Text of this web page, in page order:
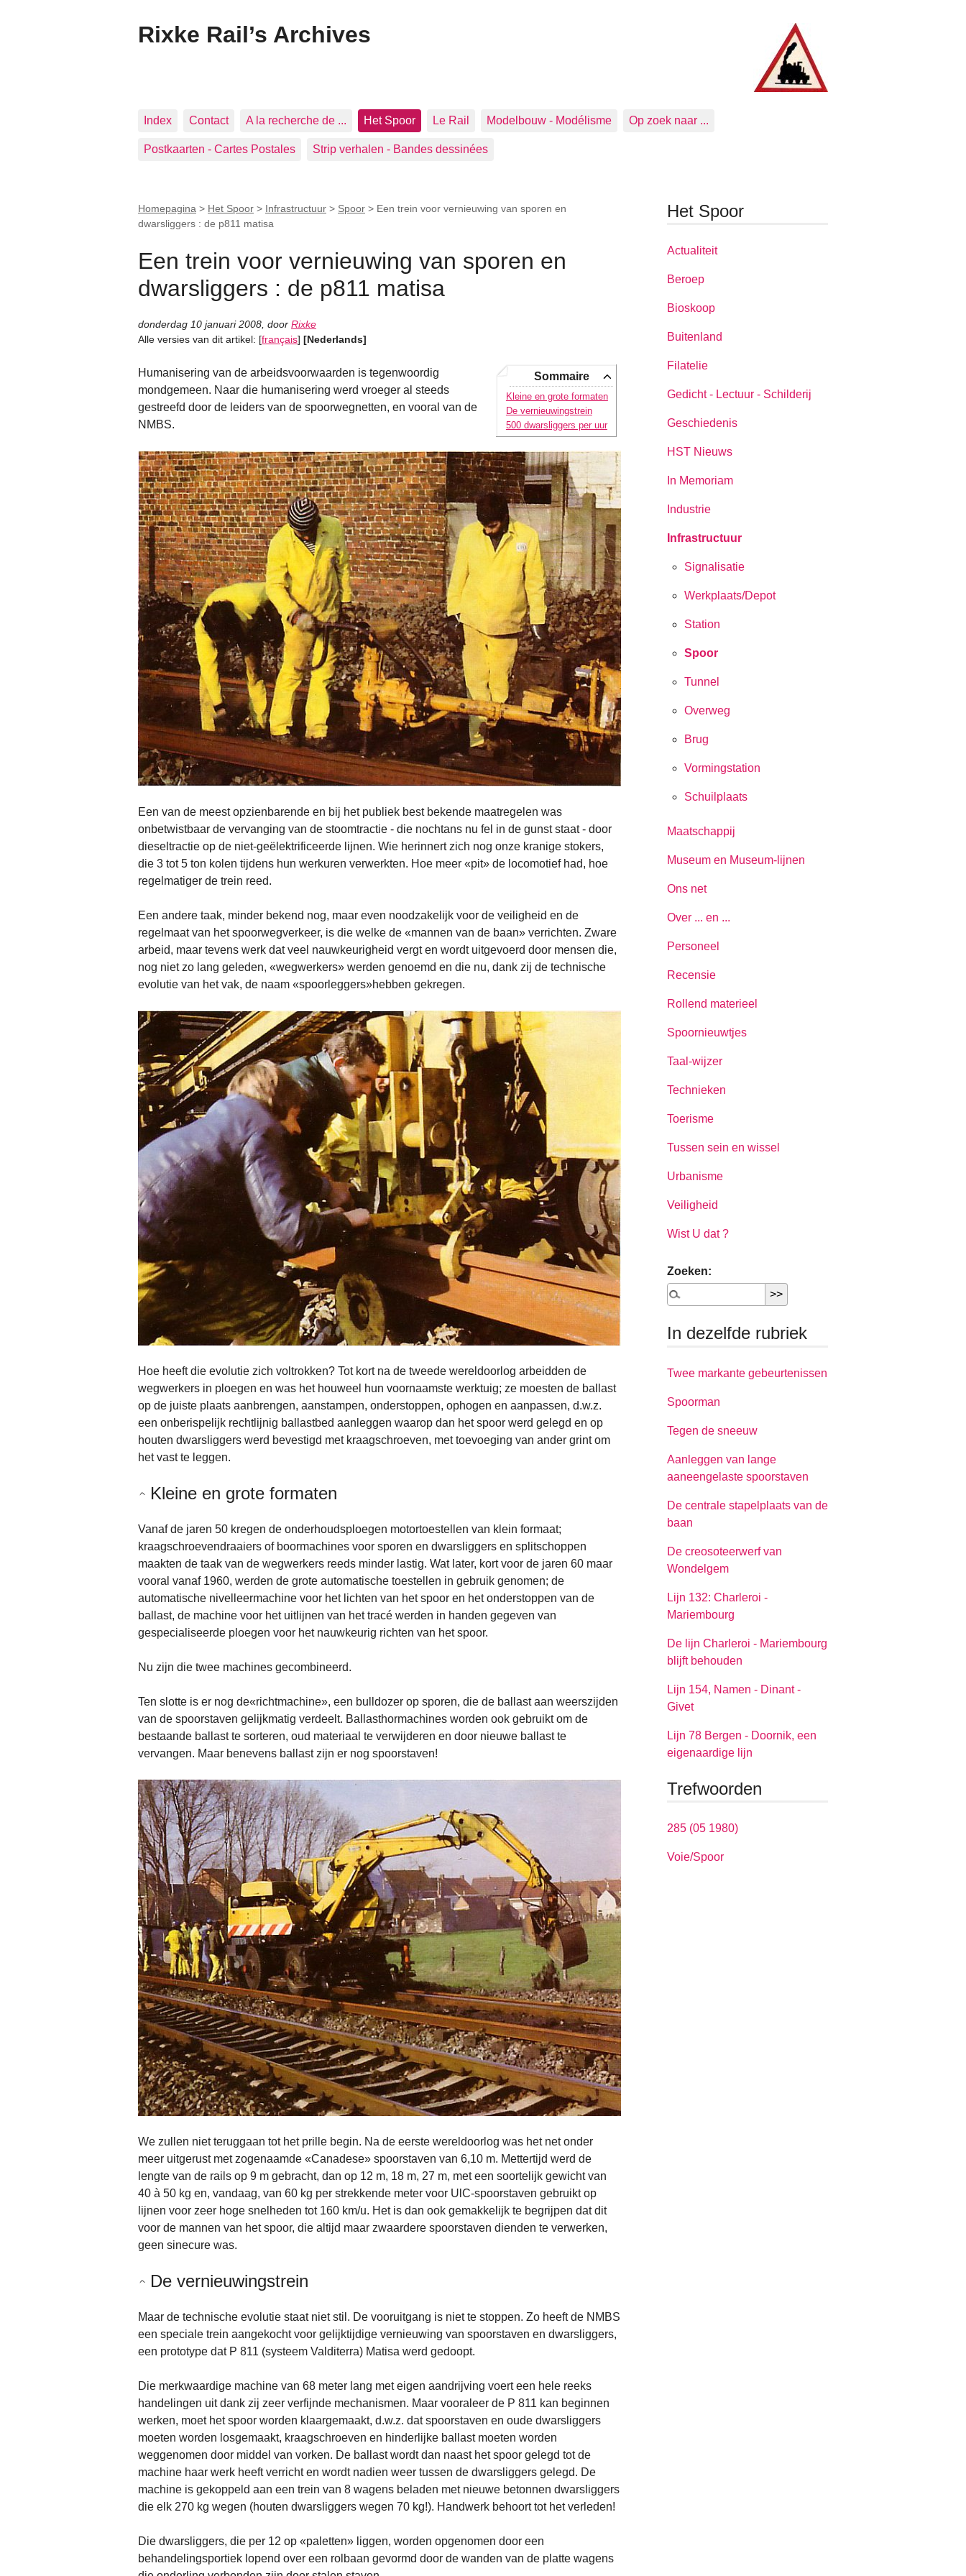
Rixke Rail’s Archives
Index Contact A la recherche de ... Het Spoor Le Rail Modelbouw - Modélisme Op zoek naar ...
Postkaarten - Cartes Postales Strip verhalen - Bandes dessinées
Homepagina > Het Spoor > Infrastructuur > Spoor > Een trein voor vernieuwing van sporen en
dwarsliggers : de p811 matisa
Een trein voor vernieuwing van sporen en
dwarsliggers : de p811 matisa
donderdag 10 januari 2008 door Rixke
Alle versies van dit artikel: [français] [Nederlands]
Sommaire
Kleine en grote formaten
De vernieuwingstrein
500 dwarsliggers per uur
Humanisering van de arbeidsvoorwaarden is tegenwoordig
mondgemeen. Naar die humanisering werd vroeger al steeds
gestreefd door de leiders van de spoorwegnetten, en vooral van de
NMBS.
Een van de meest opzienbarende en bij het publiek best bekende maatregelen was
onbetwistbaar de vervanging van de stoomtractie - die nochtans nu fel in de gunst staat - door
dieseltractie op de niet-geëlektrificeerde lijnen. Wie herinnert zich nog onze kranige stokers,
die 3 tot 5 ton kolen tijdens hun werkuren verwerkten. Hoe meer «pit» de locomotief had, hoe
regelmatiger de trein reed.
Een andere taak, minder bekend nog, maar even noodzakelijk voor de veiligheid en de
regelmaat van het spoorwegverkeer, is die welke de «mannen van de baan» verrichten. Zware
arbeid, maar tevens werk dat veel nauwkeurigheid vergt en wordt uitgevoerd door mensen die,
nog niet zo lang geleden, «wegwerkers» werden genoemd en die nu, dank zij de technische
evolutie van het vak, de naam «spoorleggers»hebben gekregen.
Hoe heeft die evolutie zich voltrokken? Tot kort na de tweede wereldoorlog arbeidden de
wegwerkers in ploegen en was het houweel hun voornaamste werktuig; ze moesten de ballast
op de juiste plaats aanbrengen, aanstampen, onderstoppen, ophogen en aanpassen, d.w.z.
een onberispelijk rechtlijnig ballastbed aanleggen waarop dan het spoor werd gelegd en op
houten dwarsliggers werd bevestigd met kraagschroeven, met toevoeging van ander grint om
het vast te leggen.
Kleine en grote formaten
Vanaf de jaren 50 kregen de onderhoudsploegen motortoestellen van klein formaat;
kraagschroevendraaiers of boormachines voor sporen en dwarsliggers en splitschoppen
maakten de taak van de wegwerkers reeds minder lastig. Wat later, kort voor de jaren 60 maar
vooral vanaf 1960, werden de grote automatische toestellen in gebruik genomen; de
automatische nivelleermachine voor het lichten van het spoor en het onderstoppen van de
ballast, de machine voor het uitlijnen van het tracé werden in handen gegeven van
gespecialiseerde ploegen voor het nauwkeurig richten van het spoor.
Nu zijn die twee machines gecombineerd.
Ten slotte is er nog de«richtmachine», een bulldozer op sporen, die de ballast aan weerszijden
van de spoorstaven gelijkmatig verdeelt. Ballasthormachines worden ook gebruikt om de
bestaande ballast te sorteren, oud materiaal te verwijderen en door nieuwe ballast te
vervangen. Maar benevens ballast zijn er nog spoorstaven!
We zullen niet teruggaan tot het prille begin. Na de eerste wereldoorlog was het net onder
meer uitgerust met zogenaamde «Canadese» spoorstaven van 6,10 m. Mettertijd werd de
lengte van de rails op 9 m gebracht, dan op 12 m, 18 m, 27 m, met een soortelijk gewicht van
40 à 50 kg en, vandaag, van 60 kg per strekkende meter voor UlC-spoorstaven gebruikt op
lijnen voor zeer hoge snelheden tot 160 km/u. Het is dan ook gemakkelijk te begrijpen dat dit
voor de mannen van het spoor, die altijd maar zwaardere spoorstaven dienden te verwerken,
geen sinecure was.
De vernieuwingstrein
Maar de technische evolutie staat niet stil. De vooruitgang is niet te stoppen. Zo heeft de NMBS
een speciale trein aangekocht voor gelijktijdige vernieuwing van spoorstaven en dwarsliggers,
een prototype dat P 811 (systeem Valditerra) Matisa werd gedoopt.
Die merkwaardige machine van 68 meter lang met eigen aandrijving voert een hele reeks
handelingen uit dank zij zeer verfijnde mechanismen. Maar vooraleer de P 811 kan beginnen
werken, moet het spoor worden klaargemaakt, d.w.z. dat spoorstaven en oude dwarsliggers
moeten worden losgemaakt, kraagschroeven en hinderlijke ballast moeten worden
weggenomen door middel van vorken. De ballast wordt dan naast het spoor gelegd tot de
machine haar werk heeft verricht en wordt nadien weer tussen de dwarsliggers gelegd. De
machine is gekoppeld aan een trein van 8 wagens beladen met nieuwe betonnen dwarsliggers
die elk 270 kg wegen (houten dwarsliggers wegen 70 kg!). Handwerk behoort tot het verleden!
Die dwarsliggers, die per 12 op «paletten» liggen, worden opgenomen door een
behandelingsportiek lopend over een rolbaan gevormd door de wanden van de platte wagens
Het Spoor
Actualiteit
Beroep
Bioskoop
Buitenland
Filatelie
Gedicht - Lectuur - Schilderij
Geschiedenis
HST Nieuws
In Memoriam
Industrie
Infrastructuur
Signalisatie
Werkplaats/Depot
Station
Spoor
Tunnel
Overweg
Brug
Vormingstation
Schuilplaats
Maatschappij
Museum en Museum-lijnen
Ons net
Over ... en ...
Personeel
Recensie
Rollend materieel
Spoornieuwtjes
Taal-wijzer
Technieken
Toerisme
Tussen sein en wissel
Urbanisme
Veiligheid
Wist U dat ?
Zoeken:
In dezelfde rubriek
Twee markante gebeurtenissen
Spoorman
Tegen de sneeuw
Aanleggen van lange
aaneengelaste spoorstaven
De centrale stapelplaats van de
baan
De creosoteerwerf van
Wondelgem
Lijn 132: Charleroi -
Mariembourg
De lijn Charleroi - Mariembourg
blijft behouden
Lijn 154, Namen - Dinant -
Givet
Lijn 78 Bergen - Doornik, een
eigenaardige lijn
Trefwoorden
285 (05 1980)
Voie/Spoor